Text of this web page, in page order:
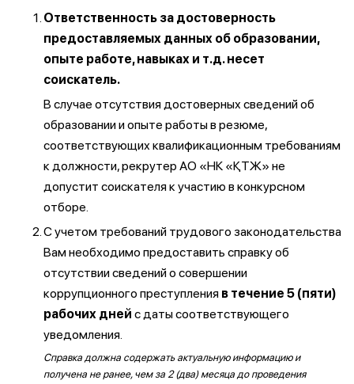
Ответственность за достоверность
предоставляемых данных об образовании,
опыте работе, навыках и т.д. несет
соискатель.
В случае отсутствия достоверных сведений об
образовании и опыте работы в резюме,
соответствующих квалификационным требованиям
к должности, рекрутер АО «НК «ҚТЖ» не
допустит соискателя к участию в конкурсном
отборе.
С учетом требований трудового законодательства
Вам необходимо предоставить справку об
отсутствии сведений о совершении
коррупционного преступления в течение 5 (пяти)
рабочих дней с даты соответствующего
уведомления.
Справка должна содержать актуальную информацию и
получена не ранее, чем за 2 (два) месяца до проведения